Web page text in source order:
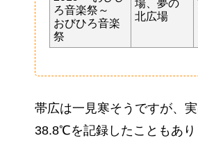
ろ音楽祭～
おびひろ音楽
祭
場、夢の
北広場
帯広は一見寒そうですが、
38.8℃を記録したこともあり